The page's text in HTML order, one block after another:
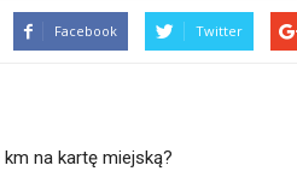
Facebook Twitter
na kartę miejską?